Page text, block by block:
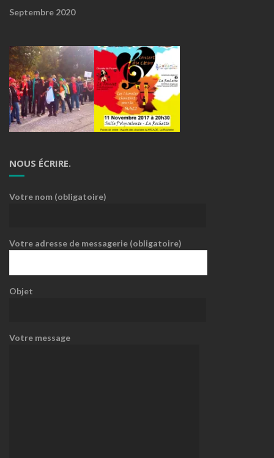
Septembre 2020
NOUS ÉCRIRE.
Votre nom (obligatoire)
Votre adresse de messagerie (obligatoire)
Objet
Votre message